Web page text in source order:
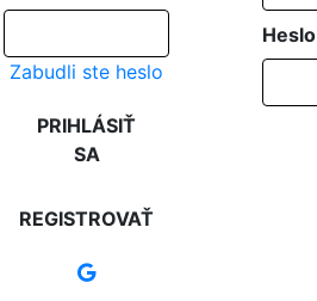
Zabudli ste heslo
PRIHLÁSIŤ
SA
REGISTROVAŤ